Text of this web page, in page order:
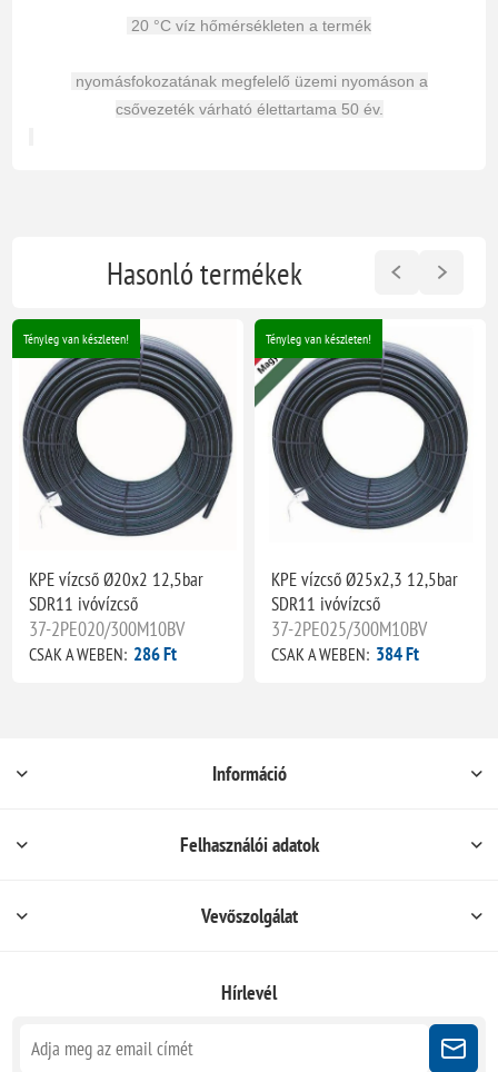
20 °C víz hőmérsékleten a termék
nyomásfokozatának megfelelő üzemi nyomáson a
csővezeték várható élettartama 50 év.
Hasonló termékek
Tényleg van készleten!
KPE vízcső Ø20x2 12,5bar
SDR11 ivóvízcső
37-2PE020/300M10BV
CSAK A WEBEN: 286 Ft
Tényleg van készleten!
KPE vízcső Ø25x2,3 12,5bar
SDR11 ivóvízcső
37-2PE025/300M10BV
CSAK A WEBEN: 384 Ft
Információ
Felhasználói adatok
Vevőszolgálat
Hírlevél